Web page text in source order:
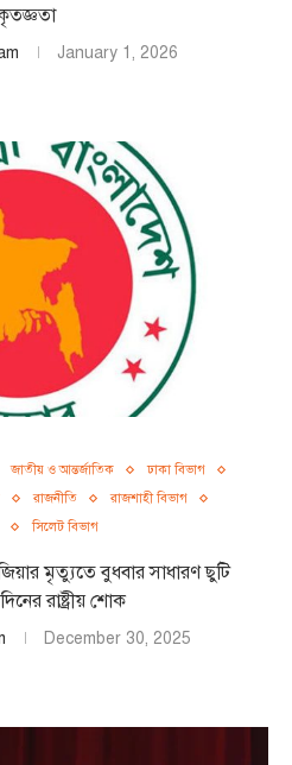
January 1, 2026
জাতীয় ও আন্তর্জাতিক
ঢাকা বিভাগ
রাজনীতি
রাজশাহী বিভাগ
সিলেট বিভাগ
জিয়ার মৃত্যুতে বুধবার সাধারণ ছুটি
রাষ্ট্রীয় শোক
December 30, 2025